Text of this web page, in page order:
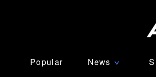
Popular News ∨